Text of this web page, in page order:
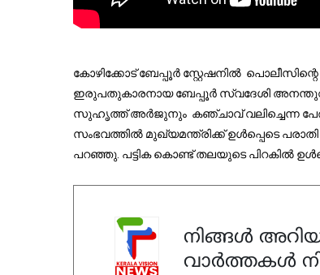
കോഴിക്കോട് ബേപ്പൂര്‍ സ്റ്റേഷനില്‍
ഇരുപതുകാരനായ ബേപ്പൂര്‍ സ്വദേശി
സുഹൃത്ത് അര്‍ജുനും കഞ്ചാവ് വലിച്ചെന്ന
സംഭവത്തില്‍ മുഖ്യമന്ത്രിക്ക് ഉള്‍പ്പെടെ
പറഞ്ഞു. പട്ടിക കൊണ്ട് തലയുടെ പിറകില്‍
നിങ്ങൾ
വാർത്തകൾ